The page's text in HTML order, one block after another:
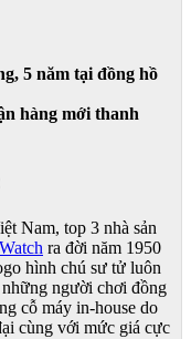
5 năm tại đồng hồ
hàng mới thanh
Nam, top 3 nhà sản
ra đời năm 1950
hình chú sư tử luôn
người chơi đồng
cỗ máy in-house do
cùng với mức giá cực